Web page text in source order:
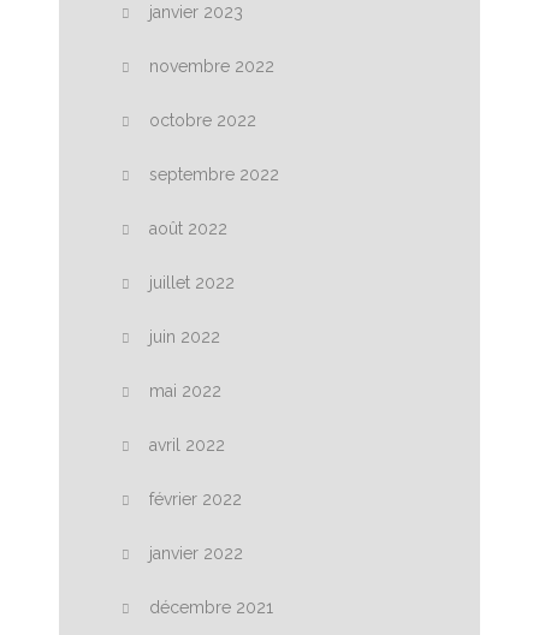
janvier 2023
novembre 2022
octobre 2022
septembre 2022
août 2022
juillet 2022
juin 2022
mai 2022
avril 2022
février 2022
janvier 2022
décembre 2021